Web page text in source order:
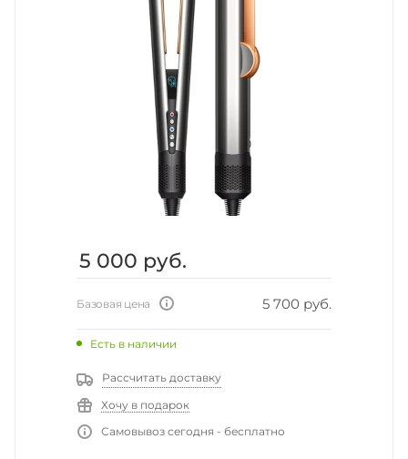
5 000 руб.
Базовая цена 5 700 руб.
Есть в наличии
Рассчитать доставку
Хочу в подарок
Самовывоз сегодня - бесплатно